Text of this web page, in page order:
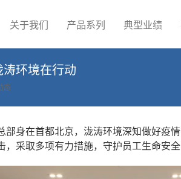
关于我们 产品系列 典型业绩
环境在行动
态
部身在首都北京，泷涛环境深知做好疫
，采取多项有力措施，守护员工生命安